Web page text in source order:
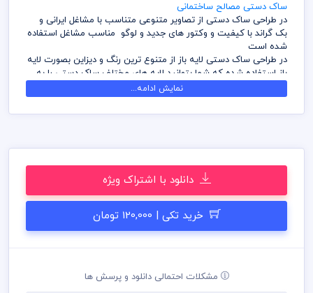
دانلود با اشتراک ویژه
خرید تکی | 120,000 تومان
مشکلات احتمالی دانلود و پرسش ها
ساک دستی مصالح ساختمانی
در طراحی ساک دستی از تصاویر متنوعی متناسب با مشاغل ایرانی و
بک گراند با کیفیت و وکتور های جدید و لوگو مناسب مشاغل استفاده
شده است
در طراحی ساک دستی لایه باز از متنوع ترین رنگ و دیزاین بصورت لایه
باز استفاده شده که شما بتوانید لایه های مختلف ساک دستی را به
سلیقه ویرایش و استفاده نمائید
کامل ترین آرشیو لایه باز ساک دستی که می توانید با خیالی راحت با
تهیه بسته های اشتراک ویژه به هزاران طرح لایه باز دسترسی و دانلود
الزامی می باشد
کلیه طراحی های ساک دستی بصورت لایه باز و با فرمت فتوشاپ می
باشد که می توانید جهت ویرایش از نرم افزار فتوشاپ استفاده نمائید
شما می توانید چاپ ساک دستی های موجود در وب سایت میهن پی
اس دی را نزد چاپخانه مجموعه چاپ و در سراسر کشور دریافت نمائید
برای دانلود ساک دستی و طرح لایه باز به صورت به صرفه می توانید از
قیل از چاپ و استفاده ساک دستی رعایت مواردی نظیر غلط املایی،
کنترل پنتت رنگی . مد رنگی و کیفیت مناسب عکس و وکتور به عهده
نمایش ادامه...